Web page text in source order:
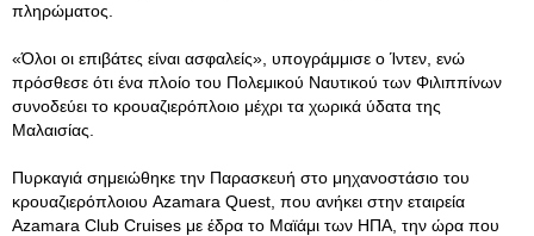
πληρώματος.
«Όλοι οι επιβάτες είναι ασφαλείς», υπογράμμισε ο Ίντεν, ενώ
πρόσθεσε ότι ένα πλοίο του Πολεμικού Ναυτικού των Φιλιππίνων
συνοδεύει το κρουαζιερόπλοιο μέχρι τα χωρικά ύδατα της
Μαλαισίας.
Πυρκαγιά σημειώθηκε την Παρασκευή στο μηχανοστάσιο του
κρουαζιερόπλοιου Azamara Quest, που ανήκει στην εταιρεία
Azamara Club Cruises με έδρα το Μαϊάμι των ΗΠΑ, την ώρα που